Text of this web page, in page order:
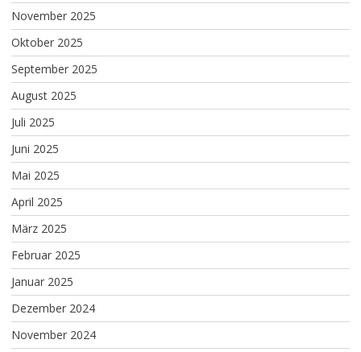
November 2025
Oktober 2025
September 2025
August 2025
Juli 2025
Juni 2025
Mai 2025
April 2025
März 2025
Februar 2025
Januar 2025
Dezember 2024
November 2024